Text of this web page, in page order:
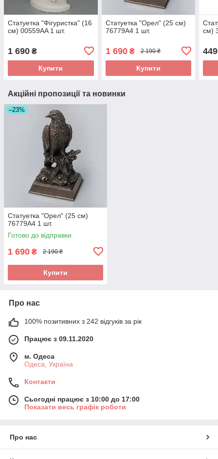
Статуетка "Фігуристка" (16
см) 00559AA 1 шт.
1 690 ₴
Купити
Статуетка "Орел" (25 см)
76779A4 1 шт.
1 690₴ 2 190 ₴
Купити
см)
449
Акційні пропозиції та новинки
–23%
Статуетка "Орел" (25 см)
76779A4 1 шт.
Готово до відправки
1 690 ₴ 2 190 ₴
Купити
Про нас
100% позитивних з 242 відгуків за рік
Працює з 09.11.2020
м. Одеса
Одеса, Україна
Контакти
Сьогодні працює з 10:00 до 17:00
Показати весь графік роботи
Про нас